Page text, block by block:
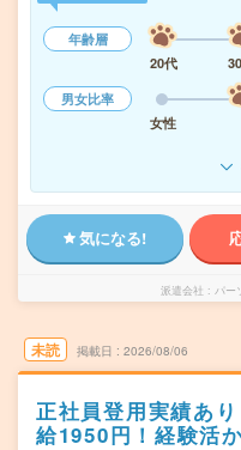
年齢層
20代
男女比率
女性
気になる!
派遣会社 パー
未読 掲載日 2026/08/06
正社員登用実績あ
給1950円！経験活